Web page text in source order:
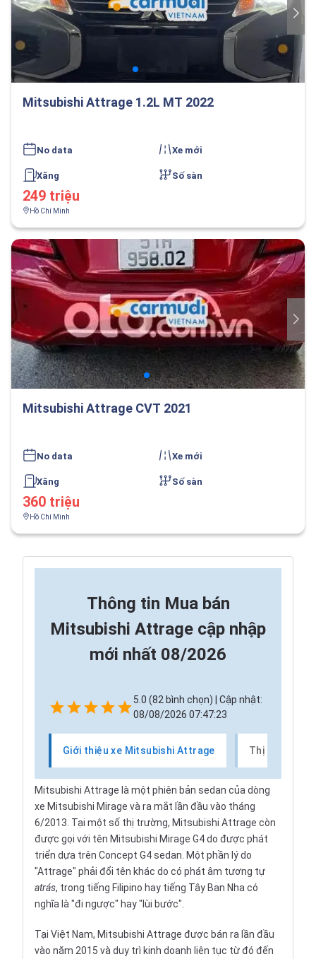
Mitsubishi Attrage 1.2L MT 2022
No data Xe mới
Xăng Số sàn
249 triệu
Hồ Chí Minh
Mitsubishi Attrage CVT 2021
No data Xe mới
Xăng Số sàn
360 triệu
Hồ Chí Minh
Thông tin Mua bán
Mitsubishi Attrage cập nhập
mới nhất 08/2026
5.0 (82 bình chọn) | Cập nhật:
08/08/2026 07:47:23
Giới thiệu xe Mitsubishi Attrage Thị trường
Mitsubishi Attrage là một phiên bản sedan của dòng
xe Mitsubishi Mirage và ra mắt lần đầu vào tháng
6/2013. Tại một số thị trường, Mitsubishi Attrage còn
được gọi với tên Mitsubishi Mirage G4 do được phát
triển dựa trên Concept G4 sedan. Một phần lý do
"Attrage" phải đổi tên khác do có phát âm tương tự
atrás, trong tiếng Filipino hay tiếng Tây Ban Nha có
nghĩa là "đi ngược" hay "lùi bước".
Tại Việt Nam, Mitsubishi Attrage được bán ra lần đầu
vào năm 2015 và duy trì kinh doanh liên tục từ đó đến